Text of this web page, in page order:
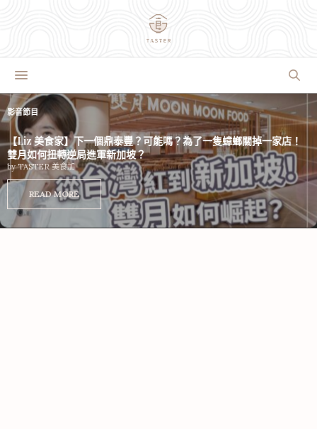
影音節目
【Liz 美食家】下一個鼎泰豐？可能嗎？為了一隻蟑螂關掉一家店！
雙月如何扭轉逆局進軍新加坡？
by TASTER 美食加
READ MORE